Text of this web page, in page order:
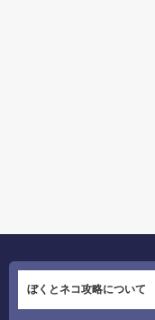
ぼくとネコ攻略について